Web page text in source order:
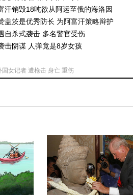
汗销毁18吨欲从阿运至俄的海洛因
盖茨是优秀防长 为阿富汗策略辩护
自杀式袭击 多名警官受伤
击阴谋 人弹竟是8岁女孩
国女记者 遭枪击 身亡 重伤